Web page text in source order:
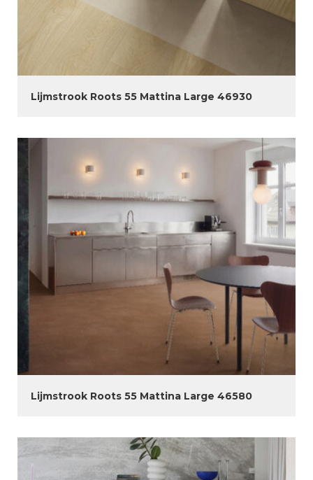
Lijmstrook Roots 55 Mattina Large 46930
Lijmstrook Roots 55 Mattina Large 46580